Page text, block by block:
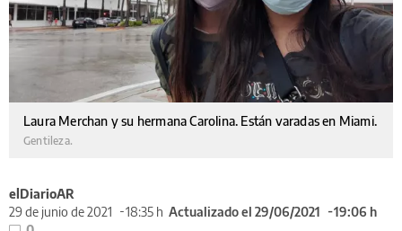
Laura Merchan y su hermana Carolina. Están varadas en Miami.
Gentileza.
elDiarioAR
29 de junio de 2021
18:35 h Actualizado el 29/06/2021
19:06 h